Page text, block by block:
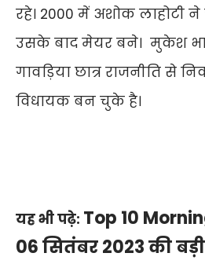
रहे। 2000 में अशोक लाहोटी
उसके बाद मेयर बने। मुकेश
गावड़िया छात्र राजनीति से
विधायक बन चुके है।
यह भी पढ़े: Top 10
06 सितंबर 2023 की